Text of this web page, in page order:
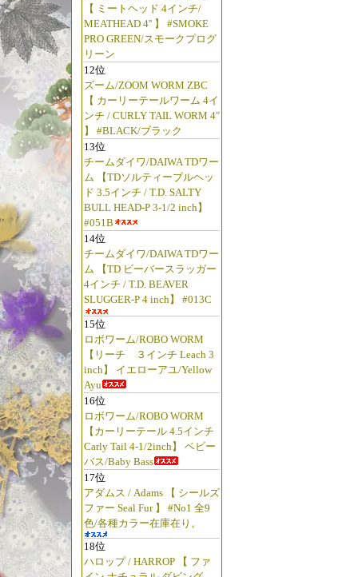
【 ミートヘッド 4インチ/
MEATHEAD 4'' 】 #SMOKE
PRO GREEN/スモークプログ
リーン
12位
ズーム/ZOOM WORM ZBC
【 カーリーテールワーム 4イ
ンチ / CURLY TAIL WORM 4"
】 #BLACK/ブラック
13位
チームダイワ/DAIWA TDワー
ム 【TDソルティーブルヘッ
ド 3.5インチ / T.D. SALTY
BULL HEAD-P 3-1/2 inch】
#051B
14位
チームダイワ/DAIWA TDワー
ム 【TD ビーバースラッガー
4インチ / T.D. BEAVER
SLUGGER-P 4 inch】 #013C
15位
ロボワーム/ROBO WORM
【リーチ ３インチ Leach 3
inch】 イエローアユ/Yellow
Ayu
16位
ロボワーム/ROBO WORM
【カーリーテール 4.5インチ
Carly Tail 4-1/2inch】 ベビー
バス/Baby Bass
17位
アダムス / Adams 【 シールズ
ファー Seal Fur 】 #No1 全9
色/各種カラー在庫在り。
18位
ハロップ / HARROP 【 ファ